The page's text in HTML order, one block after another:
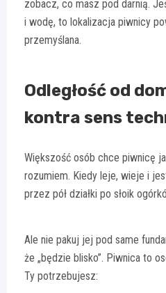
zobacz, co masz pod darnią.
i wodę, to lokalizacja piwnicy
przemyślana.
Odległość od
kontra sens
Większość osób chce piwnicę
rozumiem. Kiedy leje, wieje i
przez pół działki po słoik
Ale nie pakuj jej pod same
że „będzie blisko”. Piwnica to
Ty potrzebujesz: